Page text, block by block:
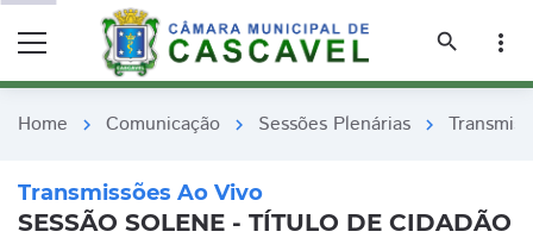
search
more_vert
Home chevron_right Comunicação chevron_right Sessões Plenárias chevron_right
Transmissões Ao Vivo
SESSÃO SOLENE - TÍTULO DE CIDADÃO